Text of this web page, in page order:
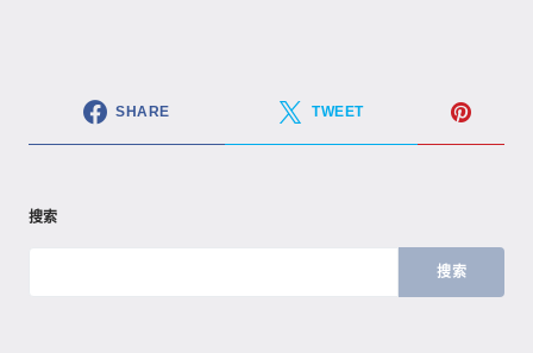
SHARE TWEET
搜索
搜索